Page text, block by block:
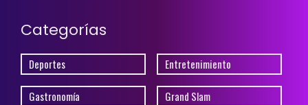
Categorías
Deportes Entretenimiento
Gastronomía Grand Slam